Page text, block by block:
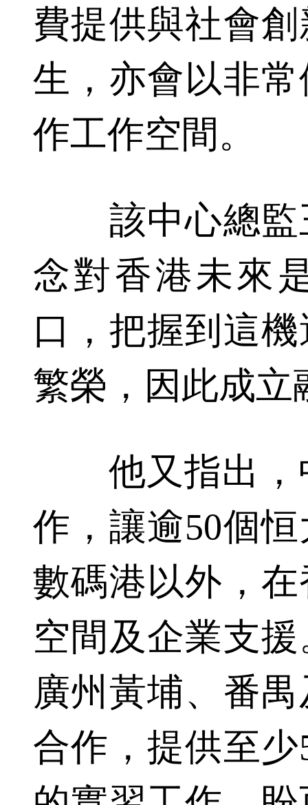
費提供與社會
生，亦會以非
作工作空間。
該中心總監
念對香港未來
口，把握到這
繁榮，因此成立
他又指出，
作，讓逾50個
數碼港以外，
空間及企業支
廣州黃埔、番
合作，提供至